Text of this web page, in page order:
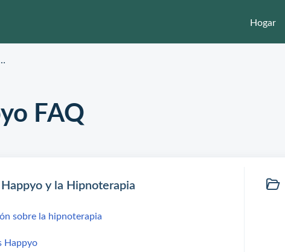
Hogar
FAQ
y la Hipnoterapia
sobre la hipnoterapia
Happyo